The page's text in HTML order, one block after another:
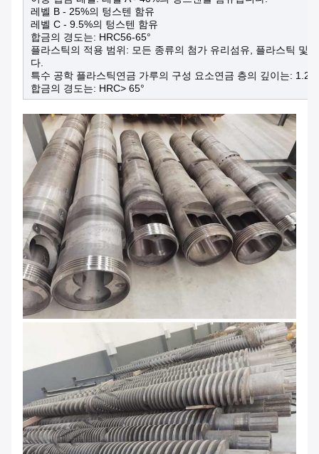
레벨 B - 25%의 텅스텐 함유
레벨 C - 9.5%의 텅스텐 함유
합금의 경도는: HRC56-65°
플라스틱의 적용 범위: 모든 종류의 첨가 유리섬유, 플라스틱 및
다.
특수 공학 플라스틱연금 가루의 구성 요소연금 층의 깊이는:
합금의 경도는: HRC> 65°